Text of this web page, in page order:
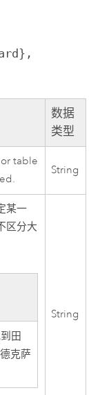
数据
类型
table
String
某一
区分大
田
克萨
String